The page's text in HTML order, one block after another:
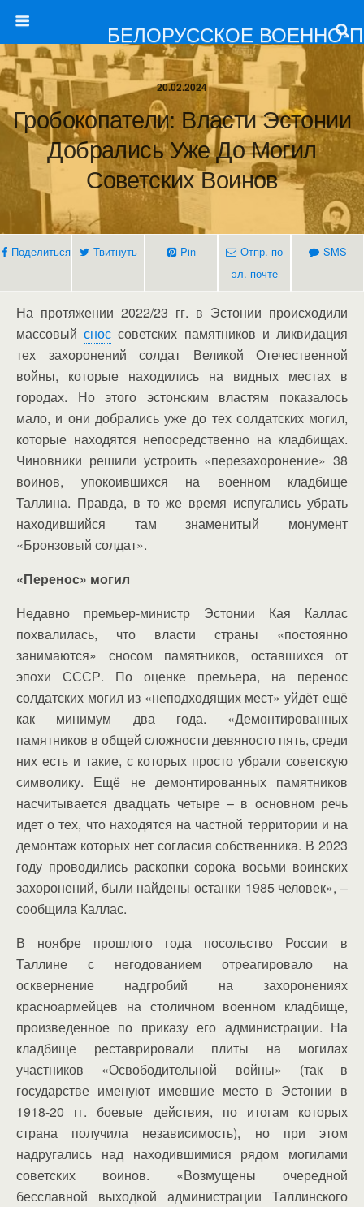
БЕЛОРУССКОЕ ВОЕННО-
20.02.2024
Гробокопатели: Власти Эстонии
Добрались Уже До Могил
Советских Воинов
Поделиться Твитнуть Pin
Отпр. по
эл. почте
SMS
На протяжении 2022/23 гг. в Эстонии происходили
массовыйснос советских памятников и ликвидация
тех захоронений солдат Великой Отечественной
войны, которые находились на видных местах в
городах. Но этого эстонским властям показалось
мало, и они добрались уже до тех солдатских могил,
которые находятся непосредственно на кладбищах.
Чиновники решили устроить «перезахоронение» 38
воинов, упокоившихся на военном кладбище
Таллина. Правда, в то же время испугались убрать
находившийся там знаменитый монумент
«Бронзовый солдат».
«Перенос» могил
Недавно премьер-министр Эстонии Кая Каллас
похвалилась, что власти страны «постоянно
занимаются» сносом памятников, оставшихся от
эпохи СССР. По оценке премьера, на перенос
солдатских могил из «неподходящих мест» уйдёт ещё
как минимум два года. «Демонтированных
памятников в общей сложности девяносто пять, среди
них есть и такие, с которых просто убрали советскую
символику. Ещё не демонтированных памятников
насчитывается двадцать четыре – в основном речь
идет о тех, что находятся на частной территории и на
демонтаж которых нет согласия собственника. В 2023
году проводились раскопки сорока восьми воинских
захоронений, были найдены останки 1985 человек», –
сообщила Каллас.
В ноябре прошлого года посольство России в
Таллине с негодованием отреагировало на
осквернение надгробий на захоронениях
красноармейцев на столичном военном кладбище,
произведенное по приказу его администрации. На
кладбище реставрировали плиты на могилах
участников «Освободительной войны» (так в
государстве именуют имевшие место в Эстонии в
1918-20 гг. боевые действия, по итогам которых
страна получила независимость), но при этом
надругались над находившимися рядом могилами
советских воинов. «Возмущены очередной
бесславной выходкой администрации Таллинского